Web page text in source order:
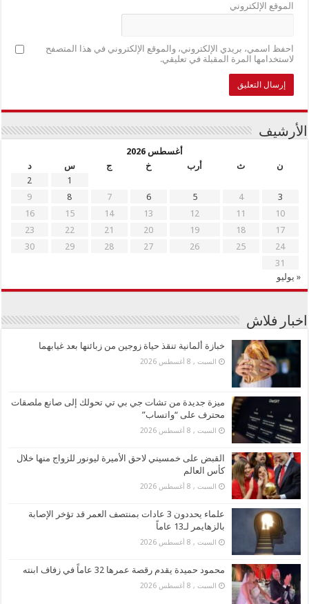
الموقع الإلكتروني
احفظ اسمي، بريدي الإلكتروني، والموقع الإلكتروني في هذا المتصفح
لاستخدامها المرة المقبلة في تعليقي.
الأرشيف
أغسطس 2026
ن
ث أرب خ ج س
د
1
2
3
4
5
6
7
8
9
10
11
12
13
14
15
16
17
18
19
20
21
22
23
24
25
26
27
28
29
30
31
« يوليو
اخبار فلاش
خبازة ألمانية تنقذ حياة زوجين من زبائنها بعد غيابهما
السبت , 8 أغسطس 2026
ميزة جديدة من تشات جي بي تي تحولك إلى صانع ملصقات
محترف على “واتساب”
السبت , 8 أغسطس 2026
القبض على خمسيني لاحق الأميرة ليونور للزواج منها خلال
كأس العالم
السبت , 8 أغسطس 2026
علماء يحددون 3 عادات بمنتصف العمر قد تؤخر الإصابة
بالزهايمر لـ13 عاماً
السبت , 8 أغسطس 2026
محمود حميدة يقدم رقصة عمرها 32 عاماً في زفاف ابنته
السبت , 8 أغسطس 2026